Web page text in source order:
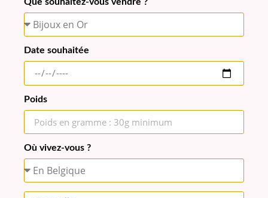
Date souhaitée
Poids
Où vivez-vous ?